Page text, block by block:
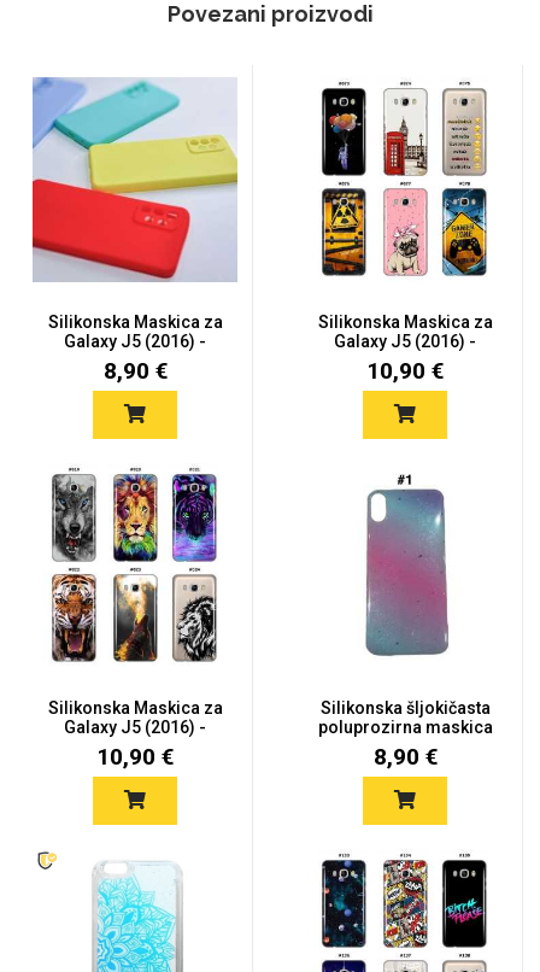
Povezani proizvodi
Silikonska Maskica za
Galaxy J5 (2016) -
Više...
8,90 €
Silikonska Maskica za
Galaxy J5 (2016) -
Šaren...
10,90 €
Silikonska Maskica za
Galaxy J5 (2016) -
Šaren...
10,90 €
Silikonska šljokičasta
poluprozirna maskica
za...
8,90 €